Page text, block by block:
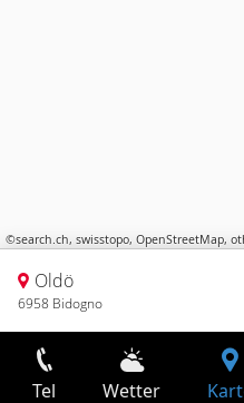
©search.ch, swisstopo, OpenStreetMap,
Oldö
6958 Bidogno
Tel Wetter